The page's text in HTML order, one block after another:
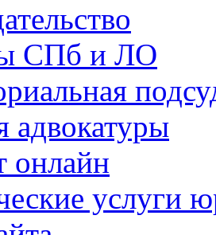
СПб и ЛО
адвокатуры
онлайн
услуги